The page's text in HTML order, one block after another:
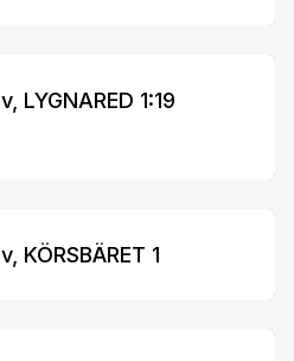
LYGNARED 1:19
KÖRSBÄRET 1